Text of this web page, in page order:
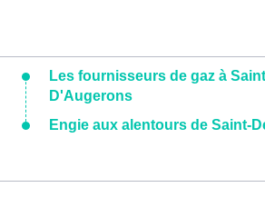
Les fournisseurs de gaz à
D'Augerons
Engie aux alentours de Saint-